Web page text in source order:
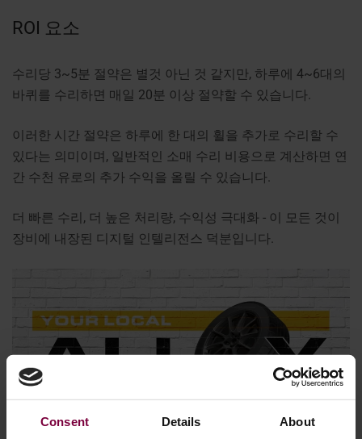
Consent Details About
ROI 요소
수리당 3~5분 절약은 별것 아닌 것 같지만, 하루에 4~6대의
바퀴를 수리하면 매일 20분 이상 절약할 수 있습니다.
이러한 시간 절약은 하루에 한 대의 휠을 추가로 수리할 수
있다는 의미이며, 일반적인 소매 수리 비용으로 계산하면 연
간 수천 유로의 추가 수익을 올릴 수 있습니다.
더 빠른 수리, 더 높은 처리량, 수익성 극대화 - 이 모든 것이
장비에 내장된 디지털 인텔리전스 덕분입니다.